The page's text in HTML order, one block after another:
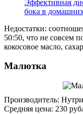
Эффективная
бока в
Недостатки:
50:50, что не совсем
кокосовое масло,
Малютка
Производитель:
Средняя цена: 230